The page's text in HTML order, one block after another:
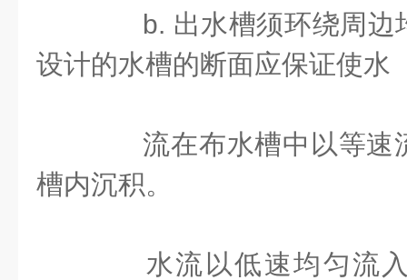
b. 出水槽须环绕周边
设计的水槽的断面应保证使水
流在布水槽中以等速
槽内沉积。
水流以低速均匀流入